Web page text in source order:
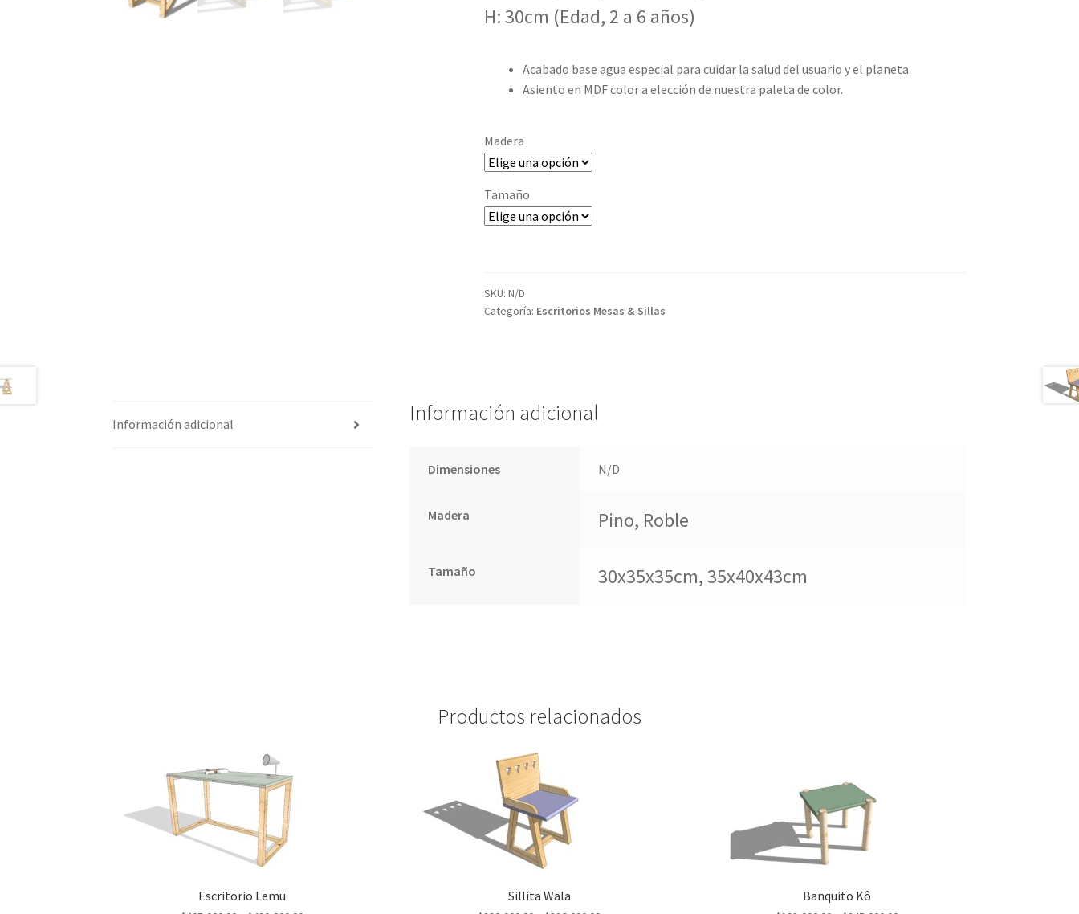
H: 30cm (Edad, 2 a 6 años)
Acabado base agua especial para cuidar la salud del usuario y el planeta.
Asiento en MDF color a elección de nuestra paleta de color.
Madera
Tamaño
SKU: N/D
Categoría: Escritorios Mesas & Sillas
Información adicional Información adicional
Dimensiones N/D
Madera Pino, Roble
Tamaño 30x35x35cm, 35x40x43cm
Productos relacionados
Escritorio Lemu Sillita Wala Banquito Kô